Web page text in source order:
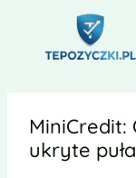
MiniCredit:
ukryte